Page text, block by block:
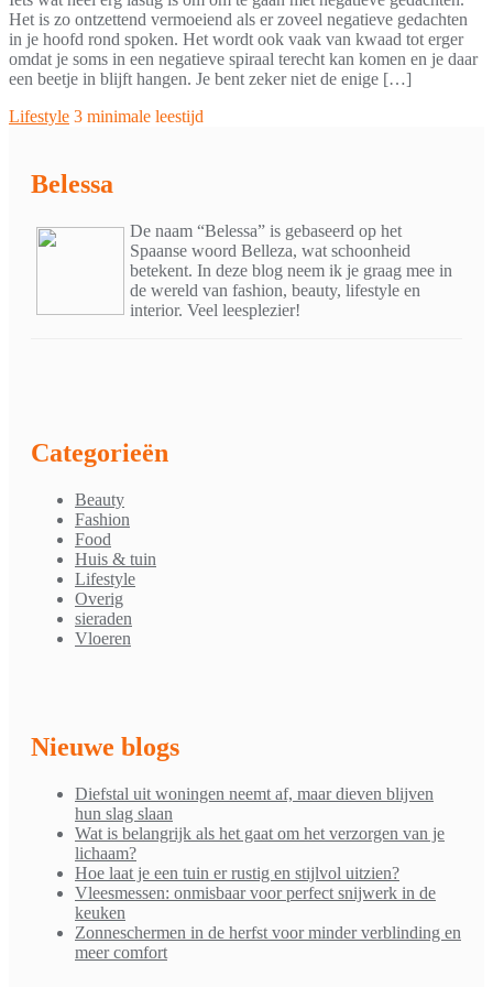
Het is zo ontzettend vermoeiend als er zoveel negatieve gedachten
in je hoofd rond spoken. Het wordt ook vaak van kwaad tot erger
omdat je soms in een negatieve spiraal terecht kan komen en je daar
een beetje in blijft hangen. Je bent zeker niet de enige […]
Lifestyle 3 minimale leestijd
Belessa
De naam “Belessa” is gebaseerd op het
Spaanse woord Belleza, wat schoonheid
betekent. In deze blog neem ik je graag mee in
de wereld van fashion, beauty, lifestyle en
interior. Veel leesplezier!
Categorieën
Beauty
Fashion
Food
Huis & tuin
Lifestyle
Overig
sieraden
Vloeren
Nieuwe blogs
Diefstal uit woningen neemt af, maar dieven blijven
hun slag slaan
Wat is belangrijk als het gaat om het verzorgen van je
lichaam?
Hoe laat je een tuin er rustig en stijlvol uitzien?
Vleesmessen: onmisbaar voor perfect snijwerk in de
keuken
Zonneschermen in de herfst voor minder verblinding en
meer comfort